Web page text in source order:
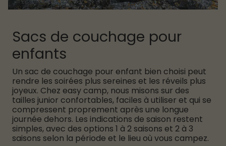
Sacs de couchage pour
enfants
Un sac de couchage pour enfant bien choisi peut
rendre les soirées plus sereines et les réveils plus
joyeux. Chez easy camp, nous misons sur des
tailles junior confortables, faciles à utiliser et qui se
compressent proprement après une longue
journée dehors. Les indications de saison restent
simples, avec des options 1 à 2 saisons et 2 à 3
saisons selon la période et le lieu où vous campez.